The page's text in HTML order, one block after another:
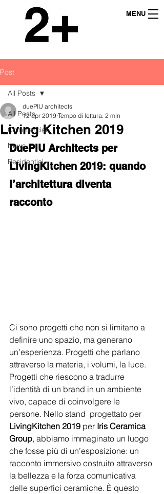
MENU
Post
All Posts
Commercial
News
Residential
All Posts
Living Kitchen 2019
duePIU architects
12 apr 2019 Tempo di lettura: 2 min
DuePIU Architects per
LivingKitchen 2019: quando
l’architettura diventa
racconto
Ci sono progetti che non si limitano a
definire uno spazio, ma generano
un’esperienza. Progetti che parlano
attraverso la materia, i volumi, la luce.
Progetti che riescono a tradurre
l’identità di un brand in un ambiente
vivo, capace di coinvolgere le
persone. Nello stand  progettato per
LivingKitchen 2019 per Iris Ceramica
Group, abbiamo immaginato un luogo
che fosse più di un’esposizione: un
racconto immersivo costruito attraverso
la bellezza e la forza comunicativa
delle superfici ceramiche. È questo